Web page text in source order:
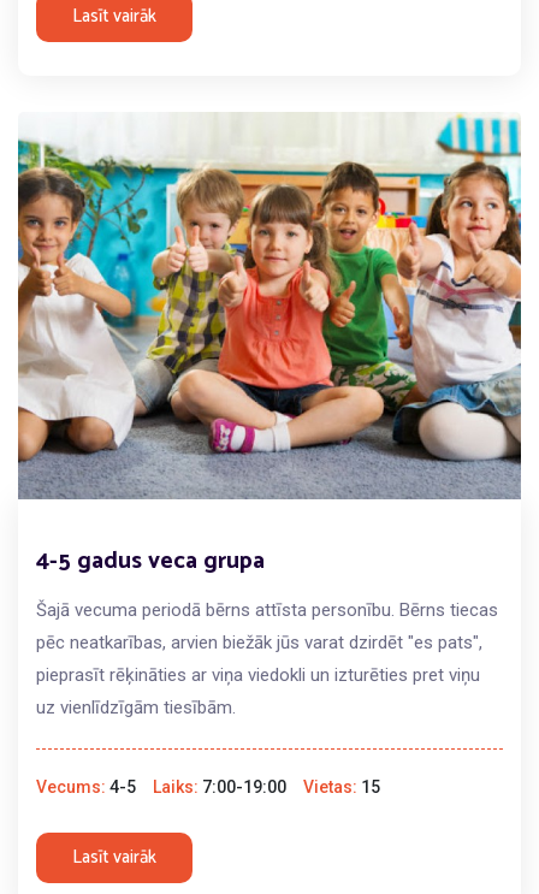
Lasīt vairāk
4-5 gadus veca grupa
Šajā vecuma periodā bērns attīsta personību. Bērns tiecas
pēc neatkarības, arvien biežāk jūs varat dzirdēt "es pats",
pieprasīt rēķināties ar viņa viedokli un izturēties pret viņu
uz vienlīdzīgām tiesībām.
Vecums: 4-5 Laiks: 7:00-19:00 Vietas: 15
Lasīt vairāk